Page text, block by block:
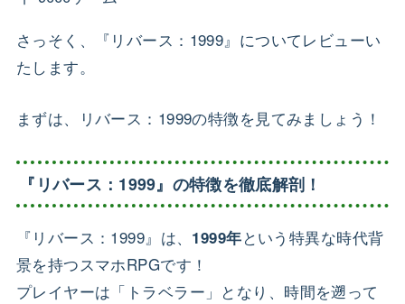
さっそく、『リバース：1999』についてレビューい
たします。
まずは、リバース：1999の特徴を見てみましょう！
『リバース：1999』の特徴を徹底解剖！
『リバース：1999』は、 1999年という特異な時代背
景を持つスマホRPGです！
プレイヤーは「トラベラー」となり、時間を遡って